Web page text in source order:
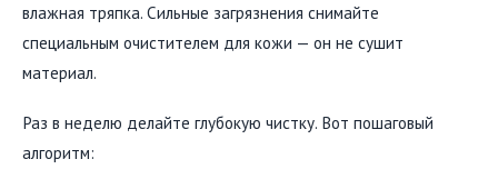
влажная тряпка. Сильные загрязнения снимайте
специальным очистителем для кожи — он не сушит
материал.
Раз в неделю делайте глубокую чистку. Вот пошаговый
алгоритм: